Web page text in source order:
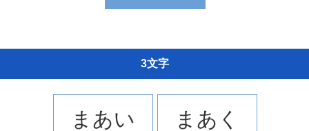
3文字
まあい まあく